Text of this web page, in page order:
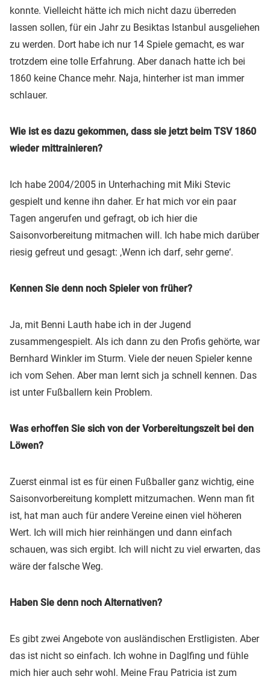
konnte. Vielleicht hätte ich mich nicht dazu überreden
lassen sollen, für ein Jahr zu Besiktas Istanbul ausgeliehen
zu werden. Dort habe ich nur 14 Spiele gemacht, es war
trotzdem eine tolle Erfahrung. Aber danach hatte ich bei
1860 keine Chance mehr. Naja, hinterher ist man immer
schlauer.
Wie ist es dazu gekommen, dass sie jetzt beim TSV 1860
wieder mittrainieren?
Ich habe 2004/2005 in Unterhaching mit Miki Stevic
gespielt und kenne ihn daher. Er hat mich vor ein paar
Tagen angerufen und gefragt, ob ich hier die
Saisonvorbereitung mitmachen will. Ich habe mich darüber
riesig gefreut und gesagt: ,Wenn ich darf, sehr gerne‘.
Kennen Sie denn noch Spieler von früher?
Ja, mit Benni Lauth habe ich in der Jugend
zusammengespielt. Als ich dann zu den Profis gehörte, war
Bernhard Winkler im Sturm. Viele der neuen Spieler kenne
ich vom Sehen. Aber man lernt sich ja schnell kennen. Das
ist unter Fußballern kein Problem.
Was erhoffen Sie sich von der Vorbereitungszeit bei den
Löwen?
Zuerst einmal ist es für einen Fußballer ganz wichtig, eine
Saisonvorbereitung komplett mitzumachen. Wenn man fit
ist, hat man auch für andere Vereine einen viel höheren
Wert. Ich will mich hier reinhängen und dann einfach
schauen, was sich ergibt. Ich will nicht zu viel erwarten, das
wäre der falsche Weg.
Haben Sie denn noch Alternativen?
Es gibt zwei Angebote von ausländischen Erstligisten. Aber
das ist nicht so einfach. Ich wohne in Daglfing und fühle
mich hier auch sehr wohl. Meine Frau Patricia ist zum